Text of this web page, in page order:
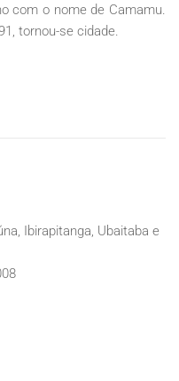
com o nome de Camamu.
tornou-se cidade.
Ibirapitanga, Ubaitaba e